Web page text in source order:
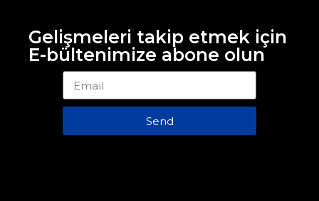
Gelişmeleri takip etmek için
E-bültenimize abone olun
Send